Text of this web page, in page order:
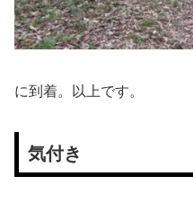
に到着。以上です。
気付き